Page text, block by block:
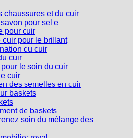
chaussures et du cuir
pour selle
pour cuir
cuir pour le brillant
du cuir
cuir
le soin du cuir
cuir
des semelles en cuir
baskets
de baskets
soin du mélange des